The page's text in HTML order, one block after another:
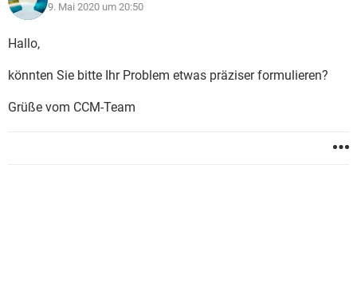
9. Mai 2020 um 20:50
Hallo,
könnten Sie bitte Ihr Problem etwas präziser formulieren?
Grüße vom CCM-Team